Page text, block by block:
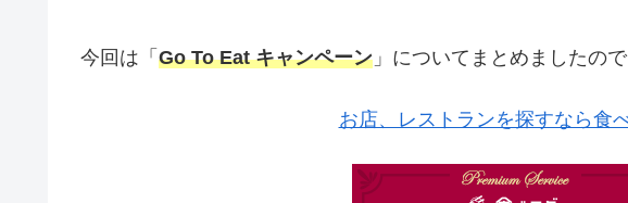
今回は「 Go To Eat キャンペーン 」についてまとめましたの
お店、レストランを探すなら食